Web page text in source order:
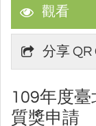
觀看
分享 QR
109年度
質獎申請